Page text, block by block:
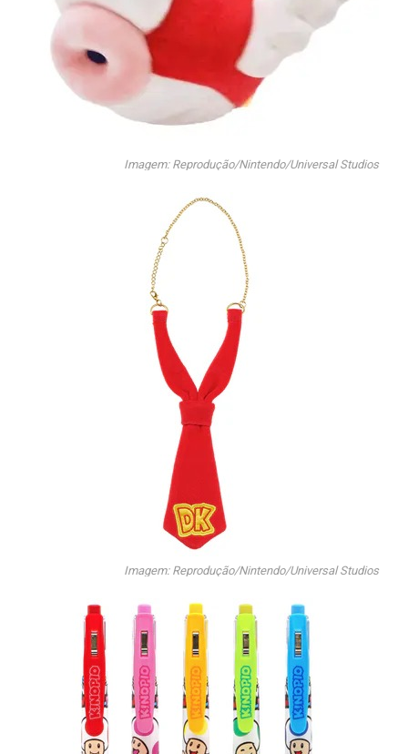
Imagem: Reprodução/Nintendo/Universal Studios
Imagem: Reprodução/Nintendo/Universal Studios